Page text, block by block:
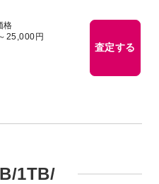
格
25,000円
査定する
1TB/